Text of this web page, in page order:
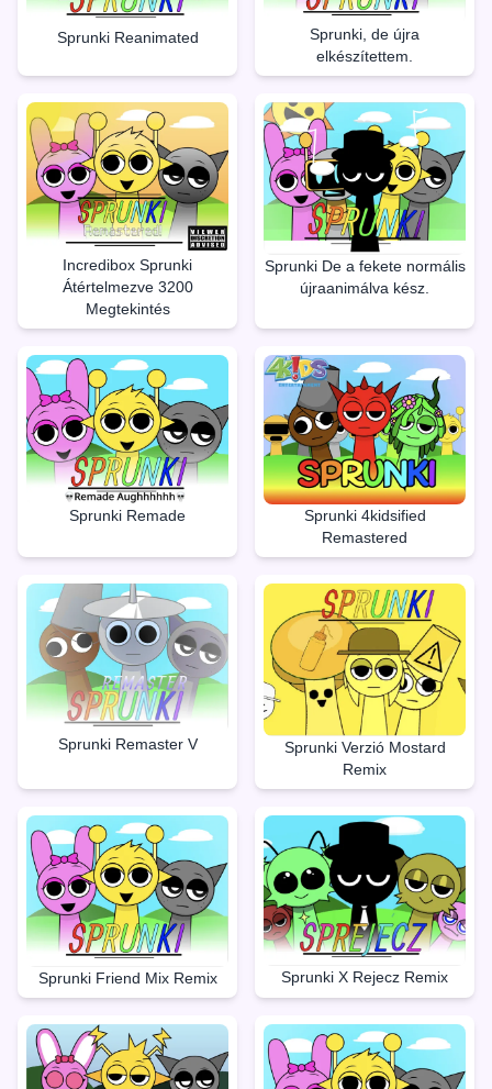
Sprunki Reanimated
Sprunki, de újra
elkészítettem.
Incredibox Sprunki
Átértelmezve 3200
Megtekintés
Sprunki De a fekete normális
újraanimálva kész.
Sprunki Remade
Sprunki 4kidsified
Remastered
Sprunki Remaster V
Sprunki Verzió Mostard
Remix
Sprunki Friend Mix Remix Sprunki X Rejecz Remix